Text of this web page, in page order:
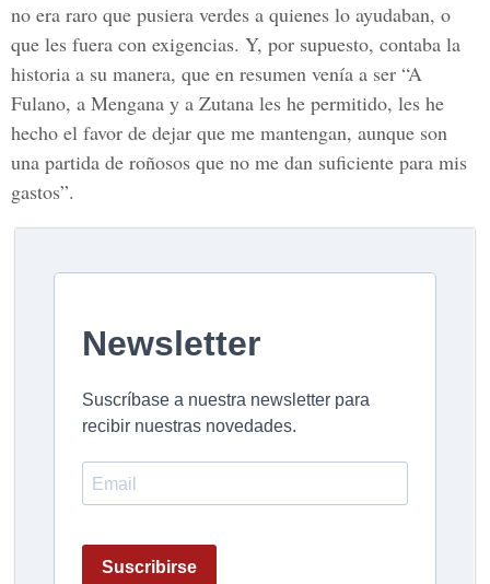
no era raro que pusiera verdes a quienes lo ayudaban, o
que les fuera con exigencias. Y, por supuesto, contaba la
historia a su manera, que en resumen venía a ser “A
Fulano, a Mengana y a Zutana les he permitido, les he
hecho el favor de dejar que me mantengan, aunque son
una partida de roñosos que no me dan suficiente para mis
gastos”.